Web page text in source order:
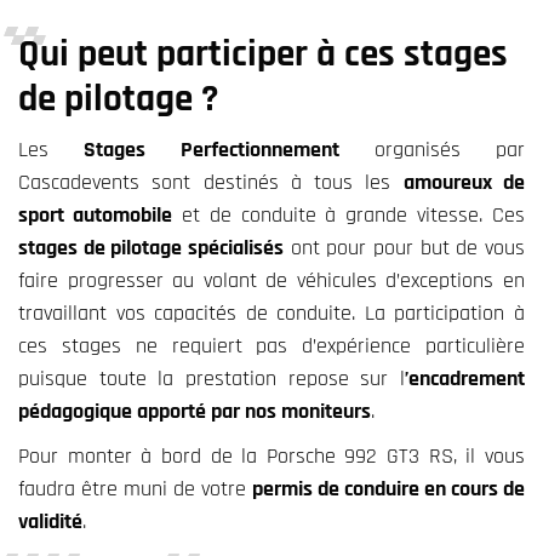
Qui peut participer à ces stages
de pilotage ?
LesStages Perfectionnementorganisés par
Cascadevents sont destinés à tous les amoureux de
sport automobileet de conduite à grande vitesse. Ces
stages de pilotage spécialisés ont pour pour but de vous
faire progresser au volant de véhicules d’exceptions en
travaillant vos capacités de conduite. La participation à
ces stages ne requiert pas d’expérience particulière
puisque toute la prestation repose sur l’encadrement
pédagogique apporté par nos moniteurs.
Pour monter à bord de la Porsche 992 GT3 RS, il vous
faudra être muni de votre permis de conduire en cours de
validité.